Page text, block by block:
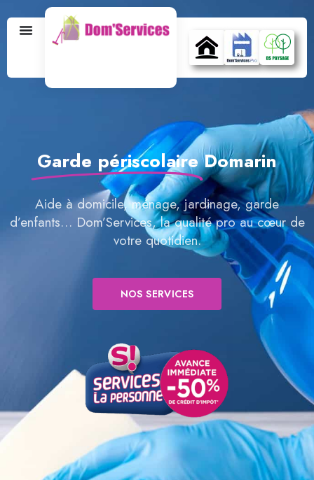
Garde périscolaire Domarin
Aide à domicile, ménage, jardinage, garde
d’enfants… Dom’Services, la qualité pro au cœur de
votre quotidien.
NOS SERVICES